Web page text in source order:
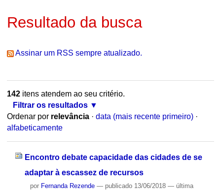
Resultado da busca
Assinar um RSS sempre atualizado.
142itens atendem ao seu critério.
Filtrar os resultados
Ordenar por relevância · data (mais recente primeiro) ·
alfabeticamente
Encontro debate capacidade das cidades de se
adaptar à escassez de recursos
por Fernanda Rezende — publicado13/06/2018 — última